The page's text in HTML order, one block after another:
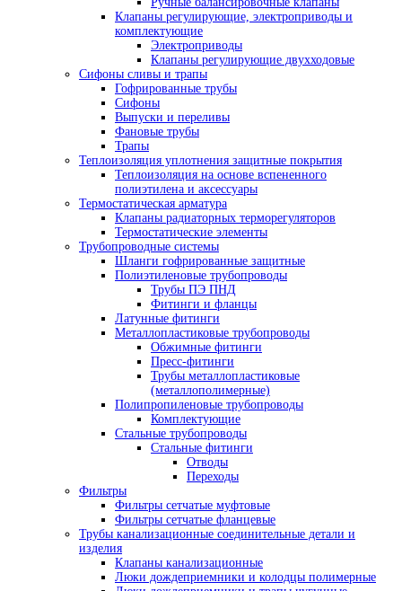
Клапаны регулирующие, электроприводы и
комплектующие
Электроприводы
Клапаны регулирующие двухходовые
Сифоны сливы и трапы
Гофрированные трубы
Сифоны
Выпуски и переливы
Фановые трубы
Трапы
Теплоизоляция уплотнения защитные покрытия
Теплоизоляция на основе вспененного
полиэтилена и аксессуары
Термостатическая арматура
Клапаны радиаторных терморегуляторов
Термостатические элементы
Трубопроводные системы
Шланги гофрированные защитные
Полиэтиленовые трубопроводы
Трубы ПЭ ПНД
Фитинги и фланцы
Латунные фитинги
Металлопластиковые трубопроводы
Обжимные фитинги
Пресс-фитинги
Трубы металлопластиковые
(металлополимерные)
Полипропиленовые трубопроводы
Комплектующие
Стальные трубопроводы
Стальные фитинги
Отводы
Переходы
Фильтры
Фильтры сетчатые муфтовые
Фильтры сетчатые фланцевые
Трубы канализационные соединительные детали и
изделия
Клапаны канализационные
Люки дождеприемники и колодцы полимерные